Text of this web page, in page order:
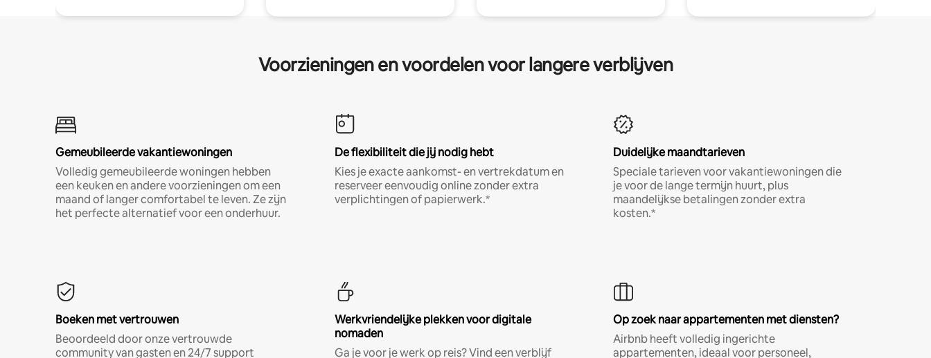
Voorzieningen en voordelen voor langere verblijven
Gemeubileerde vakantiewoningen
Volledig gemeubileerde woningen hebben
een keuken en andere voorzieningen om een
maand of langer comfortabel te leven. Ze zijn
het perfecte alternatief voor een onderhuur.
De flexibiliteit die jij nodig hebt
Kies je exacte aankomst- en vertrekdatum en
reserveer eenvoudig online zonder extra
verplichtingen of papierwerk.*
Duidelijke maandtarieven
Speciale tarieven voor vakantiewoningen die
je voor de lange termijn huurt, plus
maandelijkse betalingen zonder extra
kosten.*
Boeken met vertrouwen
Beoordeeld door onze vertrouwde
community van gasten en 24/7 support
Werkvriendelijke plekken voor digitale
nomaden
Ga je voor je werk op reis? Vind een verblijf
Op zoek naar appartementen met diensten?
Airbnb heeft volledig ingerichte
appartementen, ideaal voor personeel,